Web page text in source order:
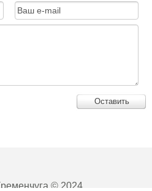
Оставить
© 2024